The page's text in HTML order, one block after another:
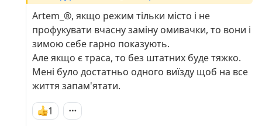
Artem_®, якщо режим тільки місто і не
профукувати вчасну заміну омивачки, то вони і
зимою себе гарно показують.
Але якщо є траса, то без штатних буде тяжко.
Мені було достатньо одного виїзду щоб на все
життя запам'ятати.
1